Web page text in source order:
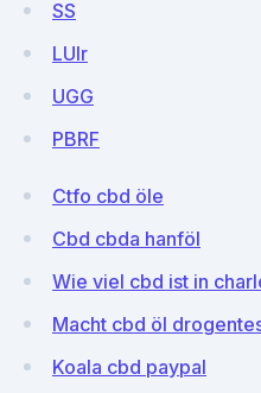
SS
LUIr
UGG
PBRF
Ctfo cbd öle
Cbd cbda hanföl
Wie viel cbd ist in
Macht cbd öl
Koala cbd paypal